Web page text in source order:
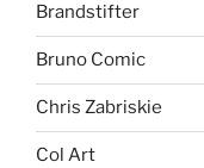
Brandstifter
Bruno Comic
Chris Zabriskie
Col Art